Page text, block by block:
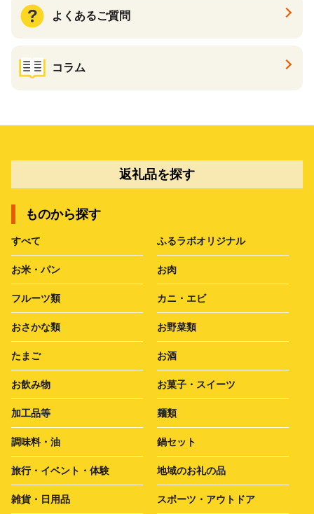
よくあるご質問
コラム
返礼品を探す
ものから探す
すべて ふるラボオリジナル
お米・パン お肉
フルーツ類 カニ・エビ
おさかな類 お野菜類
たまご お酒
お飲み物 お菓子・スイーツ
加工品等 麺類
調味料・油 鍋セット
旅行・イベント・体験 地域のお礼の品
雑貨・日用品 スポーツ・アウトドア